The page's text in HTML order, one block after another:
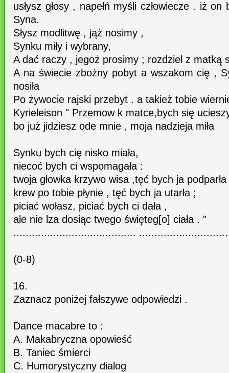
usłysz głosy , napełń myśli człowiecze . iż
Syna.
Słysz modlitwę , jąż nosimy ,
Synku miły i wybrany,
A dać raczy , jegoż prosimy ; rozdziel z matką
A na świecie zbożny pobyt a wszakom cię ,
nosiła
Po żywocie rajski przebyt . a takież tobie
Kyrieleison " Przemow k matce,bych się
bo już jidziesz ode mnie , moja nadzieja miła
Synku bych cię nisko miała,
niecoć bych ci wspomagała :
twoja głowka krzywo wisa ,tęć bych ja podparła
krew po tobie płynie , tęć bych ja utarła ;
piciać wołasz, piciać bych ci dała ,
ale nie lza dosiąc twego święteg[o] ciała . "
........................................
(0-8)
16.
Zaznacz poniżej fałszywe odpowiedzi .
Dance macabre to :
A. Makabryczna opowieść
B. Taniec śmierci
C. Humorystyczny dialog